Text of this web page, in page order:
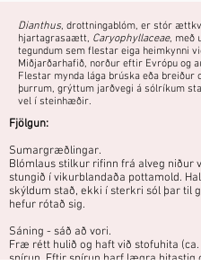
Dianthus, drottningablóm, er stór
hjartagrasaætt, Caryophyllaceae, með
tegundum sem flestar eiga heimkynni
Miðjarðarhafið, norður eftir Evrópu og
Flestar mynda lága brúska eða breiður
þurrum, grýttum jarðvegi á sólríkum
vel í steinhæðir.
Fjölgun:
Sumargræðlingar.
Blómlaus stilkur rifinn frá alveg niður
stungið í vikurblandaða pottamold.
skýldum stað, ekki í sterkri sól þar til
hefur rótað sig.
Sáning - sáð að vori.
Fræ rétt hulið og haft við stofuhita (ca.
spírun. Eftir spírun þarf lægra hitastig